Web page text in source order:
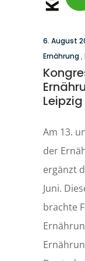
6. August
Ernährung,
Leipzig
Am 13.
der
ergänzt
Juni.
brachte